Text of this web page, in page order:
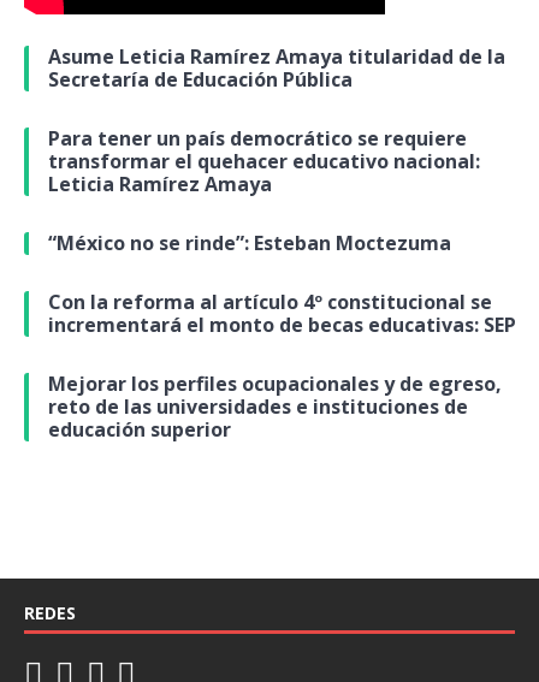
Asume Leticia Ramírez Amaya titularidad de la
Secretaría de Educación Pública
Para tener un país democrático se requiere
transformar el quehacer educativo nacional:
Leticia Ramírez Amaya
“México no se rinde”: Esteban Moctezuma
Con la reforma al artículo 4º constitucional se
incrementará el monto de becas educativas: SEP
Mejorar los perfiles ocupacionales y de egreso,
reto de las universidades e instituciones de
educación superior
REDES